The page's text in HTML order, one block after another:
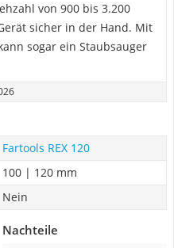
von 900 bis 3.200
sicher in der Hand. Mit
sogar ein Staubsauger
Fartools REX 120
100 | 120 mm
Nein
Nachteile